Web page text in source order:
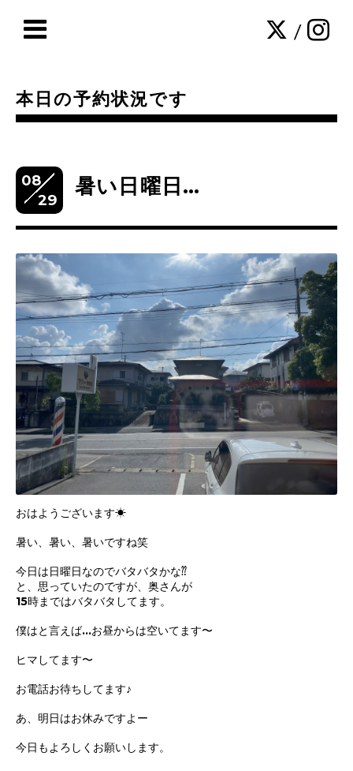
/
本日の予約状況です
08
29
暑い日曜日…
おはようございます☀
暑い、暑い、暑いですね笑
今日は日曜日なのでバタバタかな⁇
と、思っていたのですが、奥さんが
15時まではバタバタしてます。
僕はと言えば…お昼からは空いてます〜
ヒマしてます〜
お電話お待ちしてます♪
あ、明日はお休みですよー
今日もよろしくお願いします。